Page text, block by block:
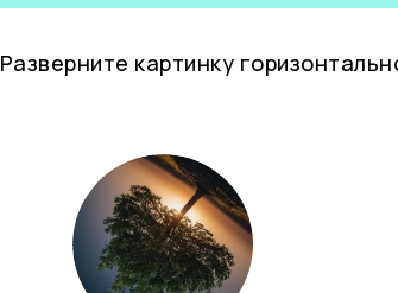
Разверните картинку